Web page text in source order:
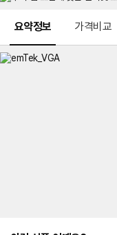
요약정보 가격비교